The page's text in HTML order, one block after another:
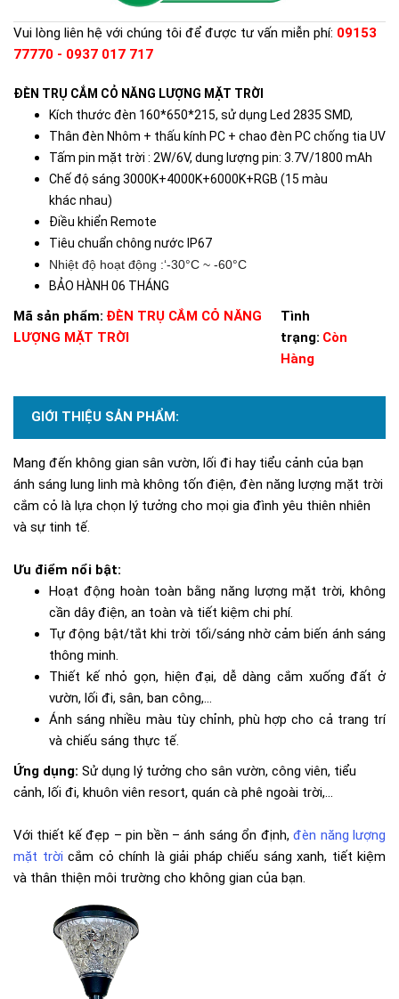
Vui lòng liên hệ với chúng tôi để được tư vấn miễn phí: 09153
77770 - 0937 017 717
ĐÈN TRỤ CẮM CỎ NĂNG LƯỢNG MẶT TRỜI
Kích thước đèn 160*650*215, sử dụng Led 2835 SMD,
Thân đèn Nhôm + thấu kính PC + chao đèn PC chống tia UV
Tấm pin mặt trời : 2W/6V, dung lượng pin: 3.7V/1800 mAh
Chế độ sáng 3000K+4000K+6000K+RGB (15 màu
khác nhau)
Điều khiển Remote
Tiêu chuẩn chông nước IP67
Nhiệt độ hoạt động :‘-30°C ~ -60°C
BẢO HÀNH 06 THÁNG
Mã sản phẩm: ĐÈN TRỤ CẮM CỎ NĂNG
LƯỢNG MẶT TRỜI
Tình
trạng: Còn
Hàng
GIỚI THIỆU SẢN PHẨM:
Mang đến không gian sân vườn, lối đi hay tiểu cảnh của bạn
ánh sáng lung linh mà không tốn điện, đèn năng lượng mặt trời
cắm cỏ là lựa chọn lý tưởng cho mọi gia đình yêu thiên nhiên
và sự tinh tế.
Ưu điểm nổi bật:
Hoạt động hoàn toàn bằng năng lượng mặt trời, không
cần dây điện, an toàn và tiết kiệm chi phí.
Tự động bật/tắt khi trời tối/sáng nhờ cảm biến ánh sáng
thông minh.
Thiết kế nhỏ gọn, hiện đại, dễ dàng cắm xuống đất ở
vườn, lối đi, sân, ban công,...
Ánh sáng nhiều màu tùy chỉnh, phù hợp cho cả trang trí
và chiếu sáng thực tế.
Ứng dụng: Sử dụng lý tưởng cho sân vườn, công viên, tiểu
cảnh, lối đi, khuôn viên resort, quán cà phê ngoài trời,...
Với thiết kế đẹp – pin bền – ánh sáng ổn định,đèn năng lượng
mặt trời cắm cỏ chính là giải pháp chiếu sáng xanh, tiết kiệm
và thân thiện môi trường cho không gian của bạn.